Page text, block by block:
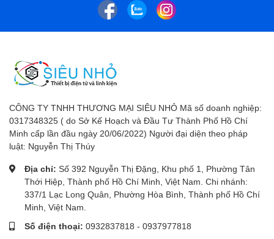
CÔNG TY TNHH THƯƠNG MẠI SIÊU NHỎ Mã số doanh nghiệp:
0317348325 ( do Sở Kế Hoạch và Đầu Tư Thành Phố Hồ Chí
Minh cấp lần đầu ngày 20/06/2022) Người đại diện theo pháp
luật: Nguyễn Thị Thúy
Địa chỉ: Số 392 Nguyễn Thị Đặng, Khu phố 1, Phường Tân
Thới Hiệp, Thành phố Hồ Chí Minh, Việt Nam. Chi nhánh:
337/1 Lạc Long Quân, Phường Hòa Bình, Thành phố Hồ Chí
Minh, Việt Nam.
Số điện thoại: 0932837818 - 0937977818